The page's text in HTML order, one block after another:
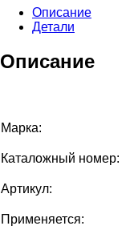
Описание
Детали
Описание
Марка:
Каталожный номер:
Артикул:
Применяется: